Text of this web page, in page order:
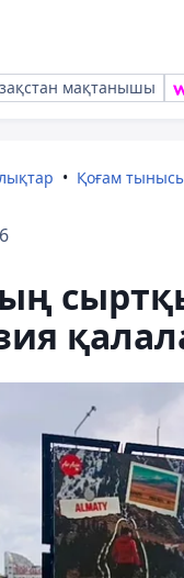
мақтанышы
Қоғам